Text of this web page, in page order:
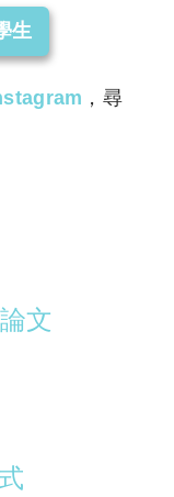
生
，尋
文